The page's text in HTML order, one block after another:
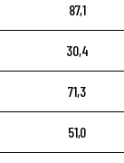
87,1
30,4
71,3
51,0